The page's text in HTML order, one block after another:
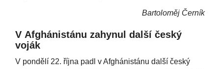
Bartoloměj Černík
V Afghánistánu zahynul další český
voják
V pondělí 22. října padl v Afghánistánu další český